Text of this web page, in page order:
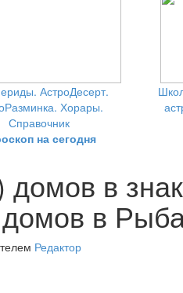
АстроДесерт.
Хорары.
Справочник
на сегодня
в
в
Редактор